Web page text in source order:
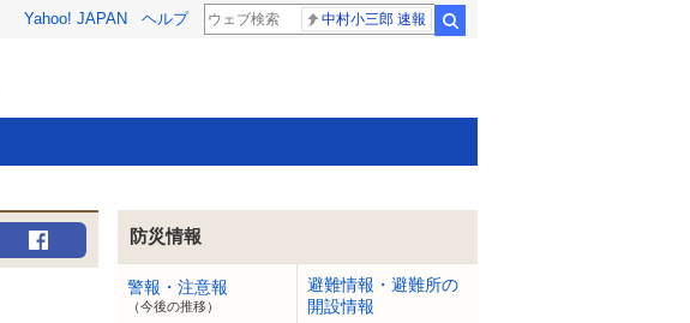
Yahoo! JAPAN ヘルプ 中村小三郎 速報
防災情報
警報・注意報
（今後の推移）
避難情報・避難所の
開設情報